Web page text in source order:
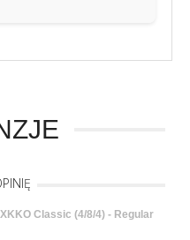
Classic (4/8/4) - Regular